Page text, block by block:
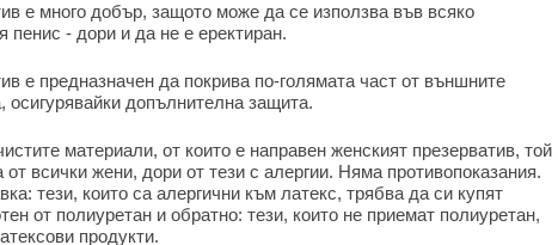
е много добър, защото може да се използва във всяко
пенис - дори и да не е еректиран.
е предназначен да покрива по-голямата част от външните
осигурявайки допълнителна защита.
материали, от които е направен женският презерватив, той
всички жени, дори от тези с алергии. Няма противопоказания.
тези, които са алергични към латекс, трябва да си купят
от полиуретан и обратно: тези, които не приемат полиуретан,
продукти.